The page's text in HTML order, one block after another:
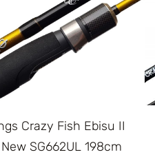
Crazy Fish Ebisu II
SG662UL 198cm